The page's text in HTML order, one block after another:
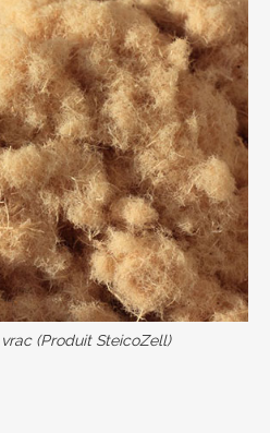
(Produit SteicoZell)